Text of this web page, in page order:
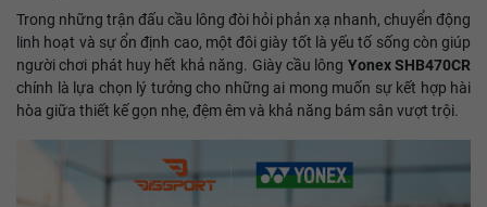
Trong những trận đấu cầu lông đòi hỏi phản xạ nhanh, chuyển động
linh hoạt và sự ổn định cao, một đôi giày tốt là yếu tố sống còn giúp
người chơi phát huy hết khả năng. Giày cầu lông Yonex SHB470CR
chính là lựa chọn lý tưởng cho những ai mong muốn sự kết hợp hài
hòa giữa thiết kế gọn nhẹ, đệm êm và khả năng bám sân vượt trội.